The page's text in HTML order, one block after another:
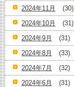
2024年11月
(30)
2024年10月
(31)
2024年9月
(31)
2024年8月
(33)
2024年7月
(32)
2024年6月
(31)